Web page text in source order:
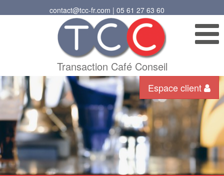
contact@tcc-fr.com | 05 61 27 63 60
Transaction Café Conseil
Espace client